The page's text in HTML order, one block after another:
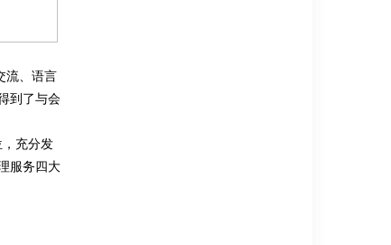
流、语言
到了与会
充分发
服务四大